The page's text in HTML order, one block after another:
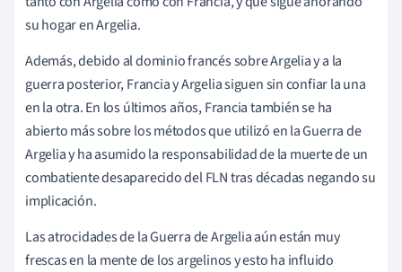
su hogar en Argelia.
Además, debido al dominio francés sobre Argelia y a la
guerra posterior, Francia y Argelia siguen sin confiar la una
en la otra. En los últimos años, Francia también se ha
abierto más sobre los métodos que utilizó en la Guerra de
Argelia y ha asumido la responsabilidad de la muerte de un
combatiente desaparecido del FLN tras décadas negando su
implicación.
Las atrocidades de la Guerra de Argelia aún están muy
frescas en la mente de los argelinos y esto ha influido